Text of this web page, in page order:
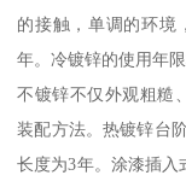
的接触，单调的环境
年。冷镀锌的使用年
不镀锌不仅外观粗糙
装配方法。热镀锌台
长度为3年。涂漆插入